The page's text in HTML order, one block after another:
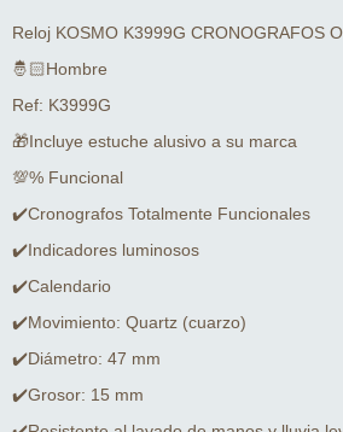
Reloj KOSMO K3999G CRONOGRAFOS
🤴🏻Hombre
Ref: K3999G
🎁Incluye estuche alusivo a su marca
💯% Funcional
✔️Cronografos Totalmente Funcionales
✔️Indicadores luminosos
✔️Calendario
✔️Movimiento: Quartz (cuarzo)
✔️Diámetro: 47 mm
✔️Grosor: 15 mm